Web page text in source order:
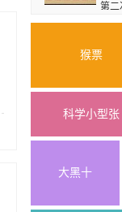
第二
了一款J135M中
明。 J135M 中
猴票
科学小型张
大黑十